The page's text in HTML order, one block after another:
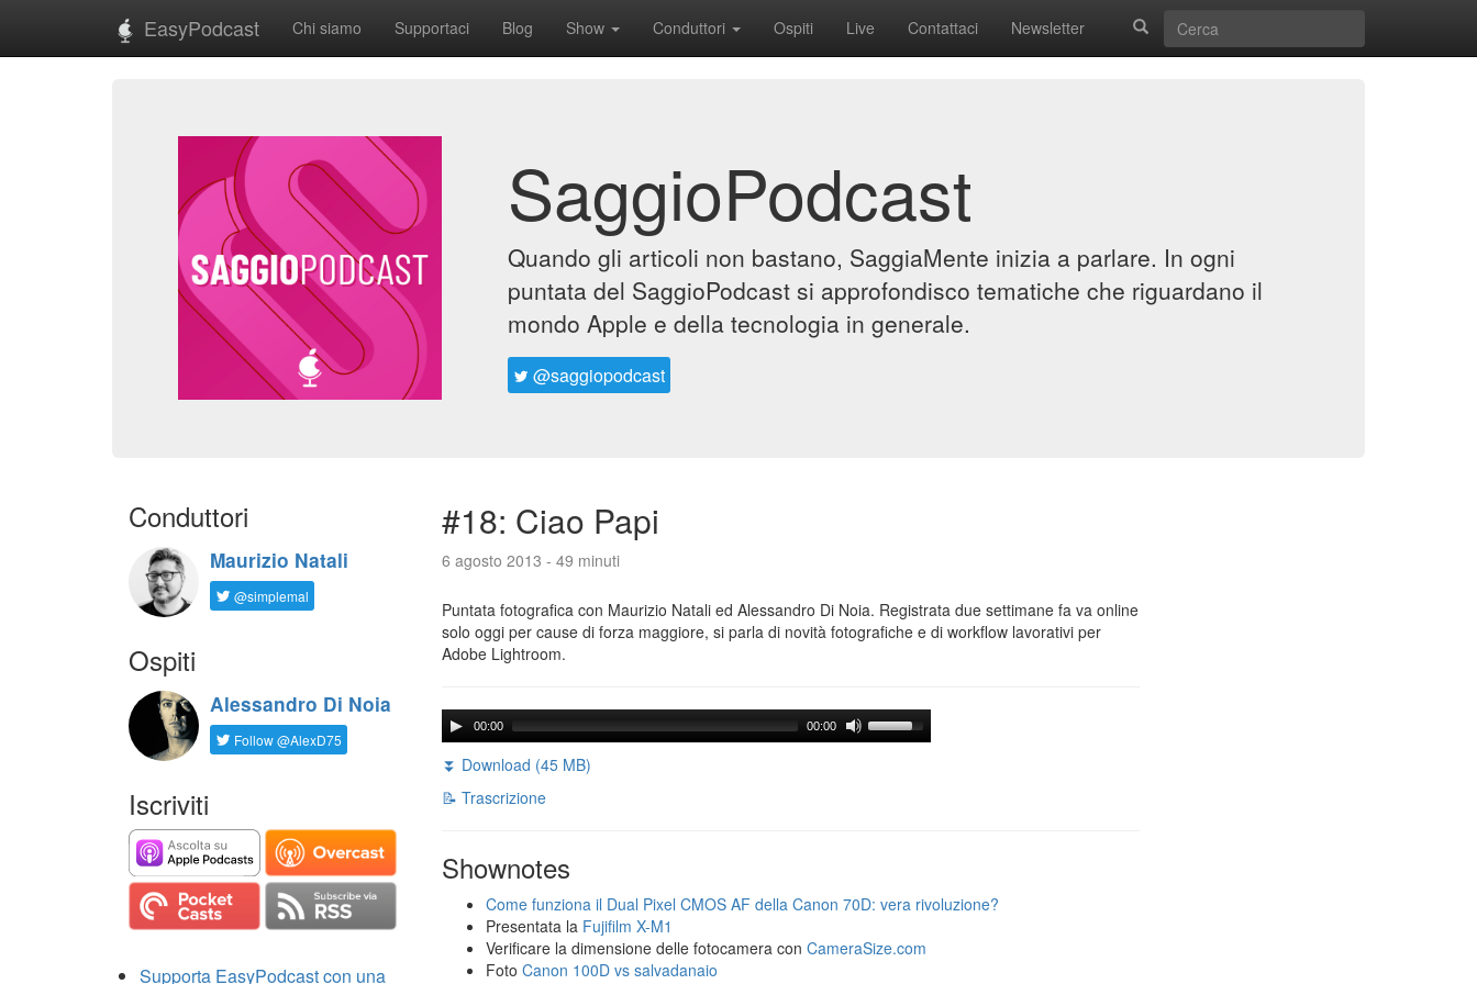
EasyPodcast Chi siamo Supportaci Blog Show Conduttori Ospiti Live Contattaci Newsletter
SaggioPodcast
Quando gli articoli non bastano, SaggiaMente inizia a parlare. In ogni
puntata del SaggioPodcast si approfondisco tematiche che riguardano il
mondo Apple e della tecnologia in generale.
@saggiopodcast
Conduttori
Maurizio Natali
@simplemal
Ospiti
Alessandro Di Noia
Follow @AlexD75
Iscriviti
Supporta EasyPodcast con una
#18: Ciao Papi
6 agosto 2013 - 49 minuti
Puntata fotografica con Maurizio Natali ed Alessandro Di Noia. Registrata due settimane fa va online
solo oggi per cause di forza maggiore, si parla di novità fotografiche e di workflow lavorativi per
Adobe Lightroom.
00:00 00:00
⏬ Download (45 MB)
📝 Trascrizione
Shownotes
Come funziona il Dual Pixel CMOS AF della Canon 70D: vera rivoluzione?
Presentata la Fujifilm X-M1
Verificare la dimensione delle fotocamera con CameraSize.com
Foto Canon 100D vs salvadanaio